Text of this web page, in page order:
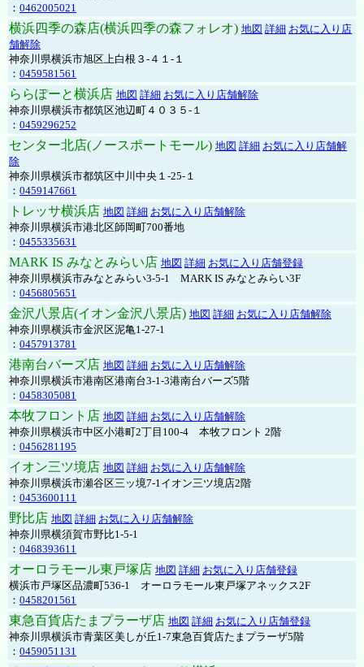
： 0462005021
横浜四季の森店(横浜四季の森フォレオ) 地図 詳細 お気に入り店
舗解除
神奈川県横浜市旭区上白根３-４１-１
： 0459581561
ららぽーと横浜店 地図 詳細 お気に入り店舗解除
神奈川県横浜市都筑区池辺町４０３５-１
： 0459296252
センター北店(ノースポートモール) 地図 詳細 お気に入り店舗解
除
神奈川県横浜市都筑区中川中央１-25-１
： 0459147661
トレッサ横浜店 地図 詳細 お気に入り店舗解除
神奈川県横浜市港北区師岡町700番地
： 0455335631
MARK IS みなとみらい店 地図 詳細 お気に入り店舗登録
神奈川県横浜市みなとみらい3-5-1 MARK IS みなとみらい3F
： 0456805651
金沢八景店(イオン金沢八景店) 地図 詳細 お気に入り店舗解除
神奈川県横浜市金沢区泥亀1-27-1
： 0457913781
港南台バーズ店 地図 詳細 お気に入り店舗解除
神奈川県横浜市港南区港南台3-1-3港南台バーズ5階
： 0458305081
本牧フロント店 地図 詳細 お気に入り店舗解除
神奈川県横浜市中区小港町2丁目100-4 本牧フロント 2階
： 0456281195
イオン三ツ境店 地図 詳細 お気に入り店舗解除
神奈川県横浜市瀬谷区三ッ境7-1イオン三ツ境店2階
： 0453600111
野比店 地図 詳細 お気に入り店舗解除
神奈川県横須賀市野比1-5-1
： 0468393611
オーロラモール東戸塚店 地図 詳細 お気に入り店舗登録
横浜市戸塚区品濃町536-1 オーロラモール東戸塚アネックス2F
： 0458201561
東急百貨店たまプラーザ店 地図 詳細 お気に入り店舗登録
神奈川県横浜市青葉区美しが丘1-7東急百貨店たまプラーザ5階
： 0459051131